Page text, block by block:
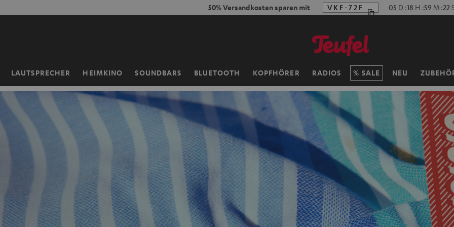
50% Versandkosten sparen mit VKF-72F 05 D :18 H :59 M :20 S
LAUTSPRECHER HEIMKINO SOUNDBARS BLUETOOTH KOPFHÖRER RADIOS SALE NEU
Startseite